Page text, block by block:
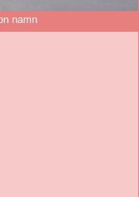
namn